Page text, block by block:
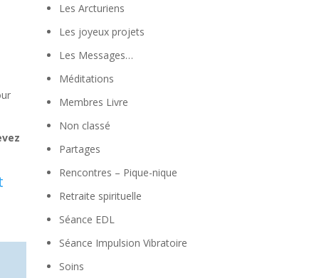
Les Arcturiens
Les joyeux projets
Les Messages…
Méditations
Membres Livre
Non classé
Partages
Rencontres – Pique-nique
Retraite spirituelle
Séance EDL
Séance Impulsion Vibratoire
Soins